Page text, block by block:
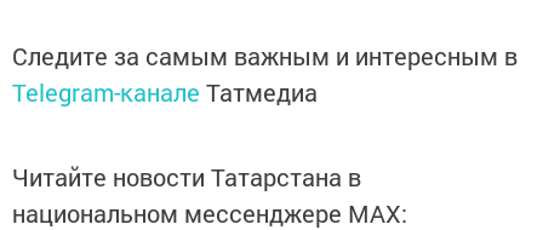
Следите за самым важным и интересным в
Telegram-канале Татмедиа
Читайте новости Татарстана в
национальном мессенджере MАХ: